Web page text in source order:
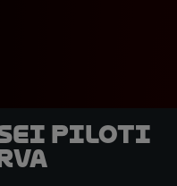
piloti